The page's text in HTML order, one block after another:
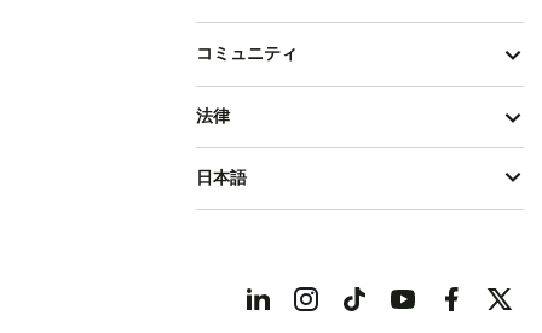
コミュニティ
法律
日本語